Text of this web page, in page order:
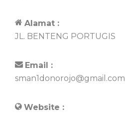
Alamat :
JL. BENTENG PORTUGIS
Email :
sman1donorojo@gmail.com
Website :